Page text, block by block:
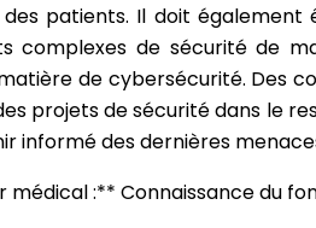
patients. Il doit
complexes de sécurité
de cybersécurité. Des
projets de sécurité dans le
informé des dernières
:** Connaissance du